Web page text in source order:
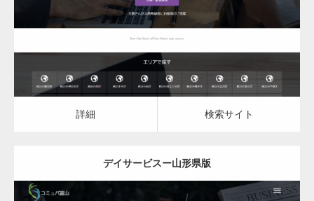
詳細 検索サイト
詳細 検索サイト
デイサービスー山形県版